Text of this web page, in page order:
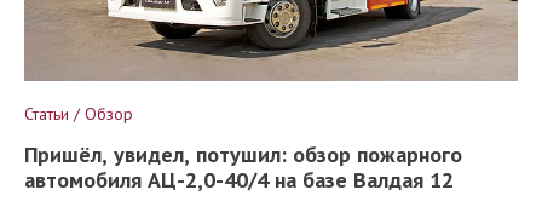
Статьи / Обзор
Пришёл, увидел, потушил: обзор пожарного
автомобиля АЦ-2,0-40/4 на базе Валдая 12